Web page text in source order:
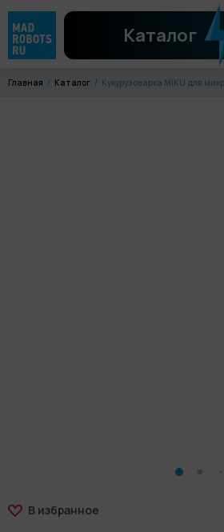
Каталог
Главная Каталог Кукурузоварка MIKU для
В избранное